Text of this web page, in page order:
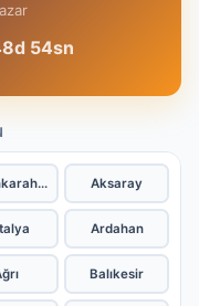
53sn
Aksaray
Ardahan
Balıkesir